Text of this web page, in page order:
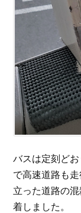
バスは定刻ど
で高速道路も
立った道路の
着しました。